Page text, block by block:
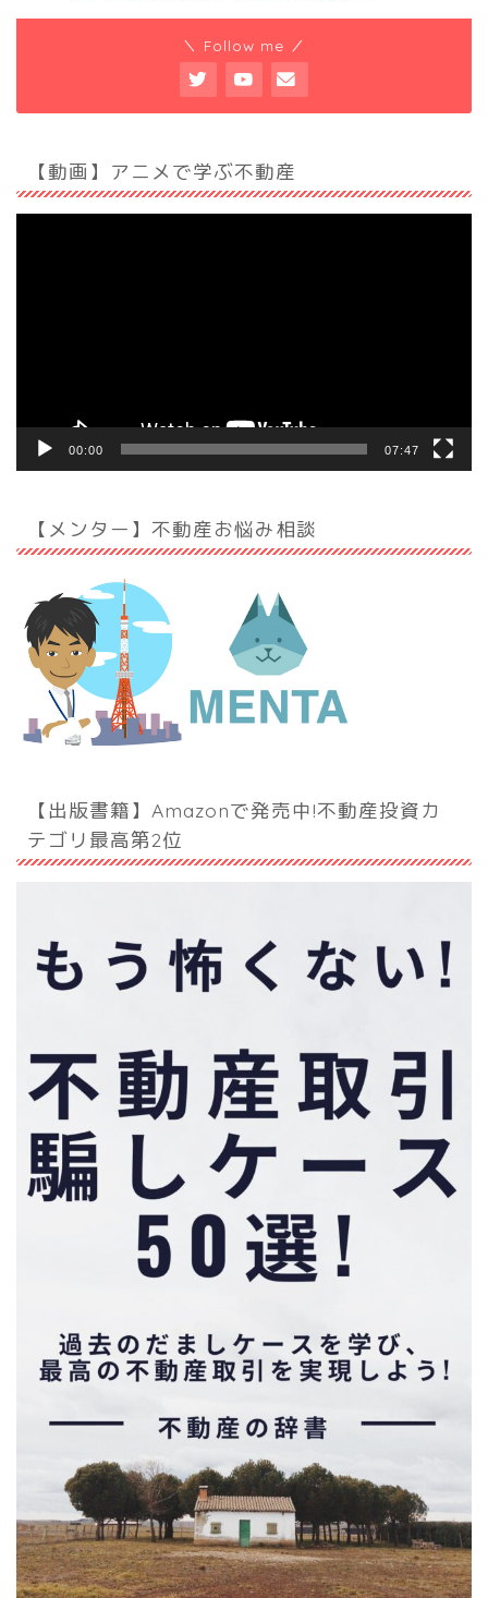
＼ Follow me ／
【動画】アニメで学ぶ不動産
00:00 07:47
【メンター】不動産お悩み相談
【出版書籍】Amazonで発売中!不動産投資カ
テゴリ最高第2位